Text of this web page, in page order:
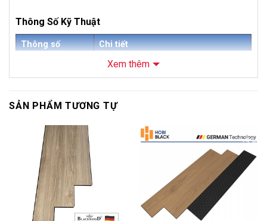
Thông Số Kỹ Thuật
Thông số Chi tiết
Sàn Gỗ Hobi Black Cốt Đen 12mm
H686
Loại sản phẩm Sàn gỗ công nghiệp cốt đen
Độ dày
Kích thước
Số lượng
tấm/hộp
Xem thêm
SẢN PHẨM TƯƠNG TỰ
-9%